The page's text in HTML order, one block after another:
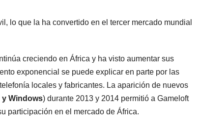
lo que la ha convertido en el tercer mercado mundial
creciendo en África y ha visto aumentar sus
exponencial se puede explicar en parte por las
locales y fabricantes. La aparición de nuevos
Windows) durante 2013 y 2014 permitió a Gameloft
participación en el mercado de África.